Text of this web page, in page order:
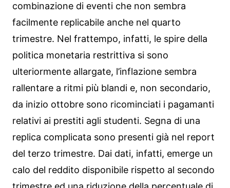
combinazione di eventi che non sembra
facilmente replicabile anche nel quarto
trimestre. Nel frattempo, infatti, le spire della
politica monetaria restrittiva si sono
ulteriormente allargate, l’inflazione sembra
rallentare a ritmi più blandi e, non secondario,
da inizio ottobre sono ricominciati i pagamanti
relativi ai prestiti agli studenti. Segna di una
replica complicata sono presenti già nel report
del terzo trimestre. Dai dati, infatti, emerge un
calo del reddito disponibile rispetto al secondo